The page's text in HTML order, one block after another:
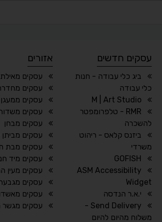
עסקים חדשים
ביג כלי עבודה - חנות
כלי עבודה
M | Art Studio
RMR - טלפרומפטר
להשכרה
ביזנס קלאס - ריהוט
משרדי
ASM Accessibility
Widget
י.א.ר הנדסה
Send Delivery -
משלוח מהיום להיום
אזורים
עסקים
עסקים
עסקים
עסקים
עסקים מבחן
עסקים מביתן
עסקים מבת
עסקים מיד
עסקים מעין
עסקים
עסקים
עסקים מגשר